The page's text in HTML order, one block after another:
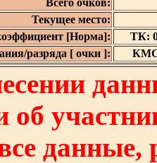
Всего очков:
Текущее место:
[Норма]:
ТК:
разряда [ очки ]:
КМС
об